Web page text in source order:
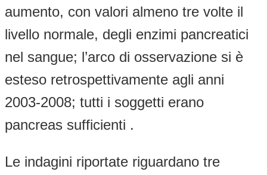
aumento, con valori almeno tre volte il
livello normale, degli enzimi pancreatici
nel sangue; l’arco di osservazione si è
esteso retrospettivamente agli anni
2003-2008; tutti i soggetti erano
pancreas sufficienti .
Le indagini riportate riguardano tre